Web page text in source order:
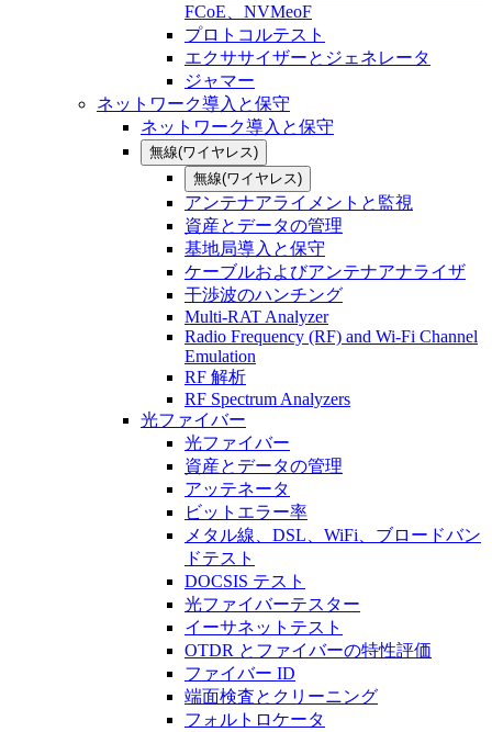
FCoE、NVMeoF
プロトコルテスト
エクササイザーとジェネレータ
ジャマー
ネットワーク導入と保守
ネットワーク導入と保守
無線(ワイヤレス)
無線(ワイヤレス)
アンテナアライメントと監視
資産とデータの管理
基地局導入と保守
ケーブルおよびアンテナアナライザ
干渉波のハンチング
Multi-RAT Analyzer
Radio Frequency (RF) and Wi-Fi Channel
Emulation
RF 解析
RF Spectrum Analyzers
光ファイバー
光ファイバー
資産とデータの管理
アッテネータ
ビットエラー率
メタル線、DSL、WiFi、ブロードバン
ドテスト
DOCSIS テスト
光ファイバーテスター
イーサネットテスト
OTDR とファイバーの特性評価
ファイバー ID
端面検査とクリーニング
フォルトロケータ